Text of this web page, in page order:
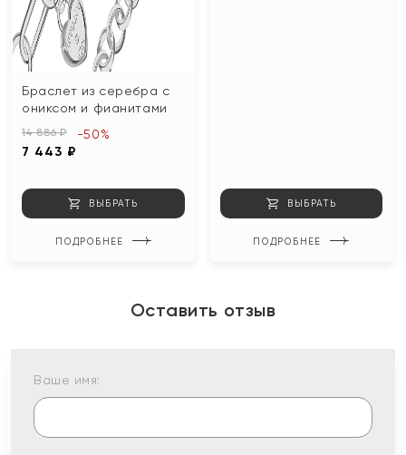
Браслет из серебра с
ониксом и фианитами
14 886 ₽
7 443 ₽
-50%
ВЫБРАТЬ
ПОДРОБНЕЕ
ВЫБРАТЬ
ПОДРОБНЕЕ
Оставить отзыв
Ваше имя: